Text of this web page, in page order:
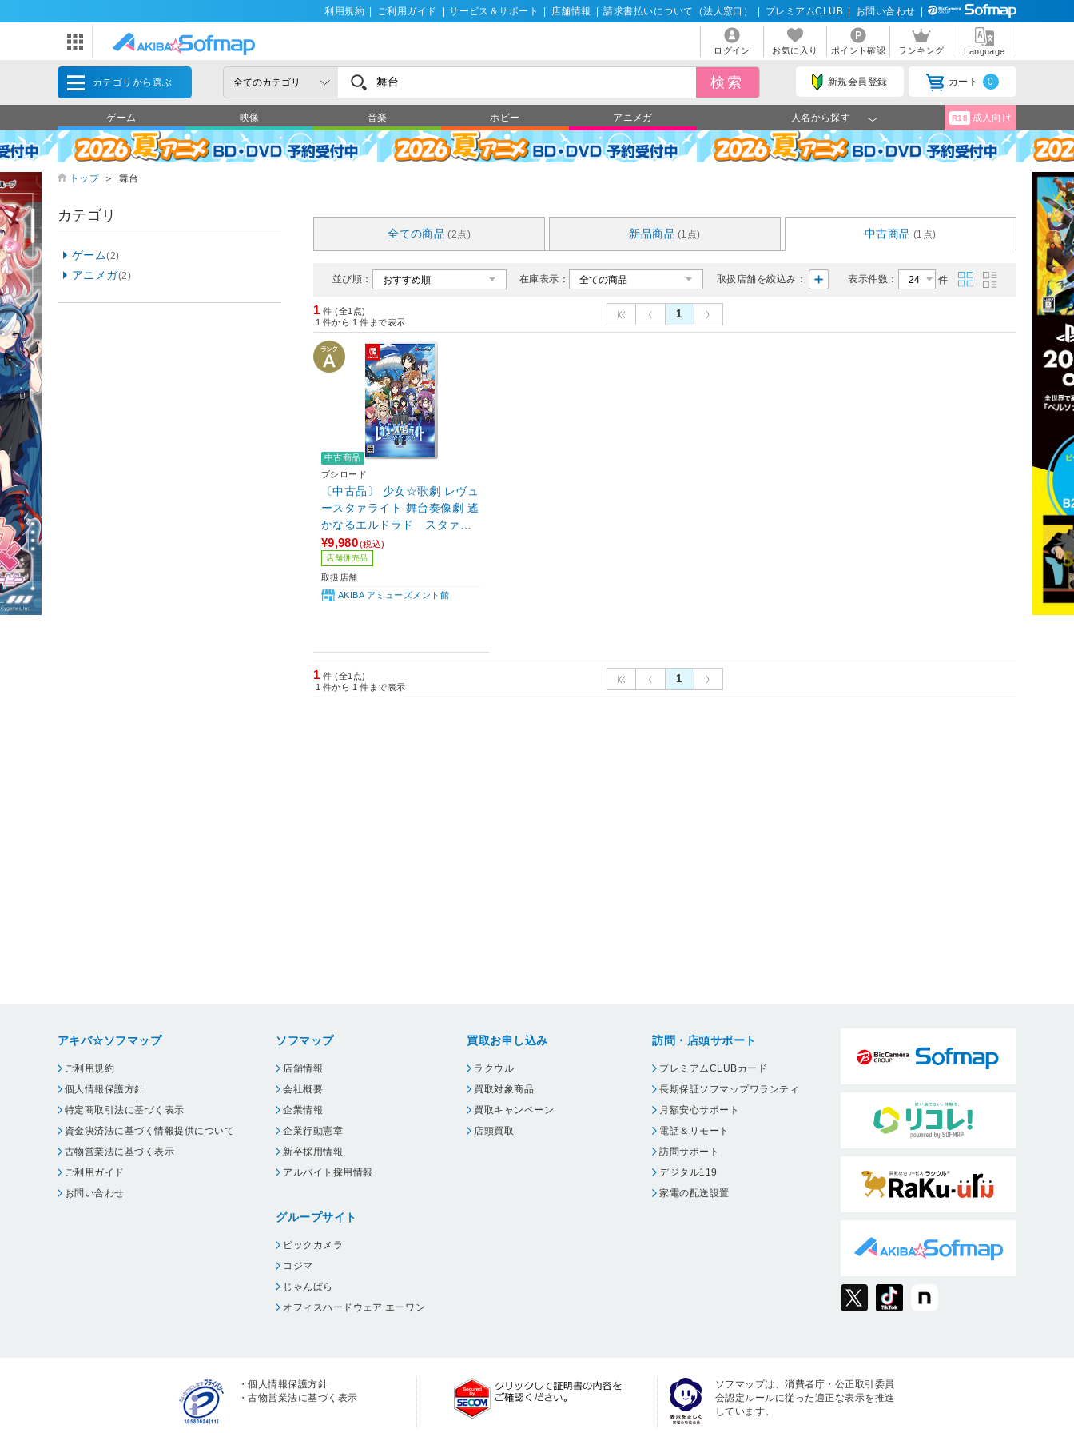
利用規約 ご利用ガイド サービス＆サポート 店舗情報 請求書払いについて（法人窓口） プレミアムCLUB お問い合わせ
ログイン お気に入り ポイント確認 ランキング Language
カテゴリから選ぶ 新規会員登録 カート 0
ゲーム 映像 音楽 ホビー アニメガ 人名から探す R18 成人向け
トップ ＞ 舞台
全ての商品 (2点) 新品商品 (1点) 中古商品 (1点)
並び順： 在庫表示： 表示件数： 件
取扱店舗を絞込み：
1 件 (全1点)
1 件から 1 件まで表示
1
中古商品
ブシロード
〔中古品〕 少女☆歌劇 レヴュ
ースタァライト 舞台奏像劇 遙
かなるエルドラド スタァラ
イトEDITION
¥9,980(税込)
店舗併売品
取扱店舗
AKIBA アミューズメント館
1 件 (全1点)
1 件から 1 件まで表示
1
カテゴリ
ゲーム(2)
アニメガ(2)
アキバ☆ソフマップ
ご利用規約
個人情報保護方針
特定商取引法に基づく表示
資金決済法に基づく情報提供について
古物営業法に基づく表示
ご利用ガイド
お問い合わせ
ソフマップ
店舗情報
会社概要
企業情報
企業行動憲章
新卒採用情報
アルバイト採用情報
グループサイト
ビックカメラ
コジマ
じゃんぱら
オフィスハードウェア エーワン
買取お申し込み
ラクウル
買取対象商品
買取キャンペーン
店頭買取
訪問・店頭サポート
プレミアムCLUBカード
長期保証ソフマップワランティ
月額安心サポート
電話＆リモート
訪問サポート
デジタル119
家電の配送設置
・個人情報保護方針
・古物営業法に基づく表示
ソフマップは、消費者庁・公正取引委員
会認定ルールに従った適正な表示を推進
しています。